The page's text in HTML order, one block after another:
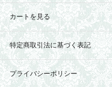
カートを見る
特定商取引法に基づく表記
プライバシーポリシー